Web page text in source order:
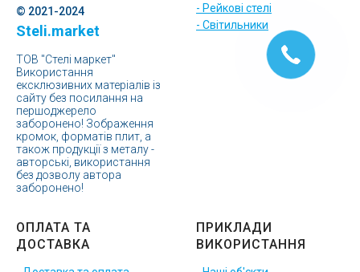
© 2021-2024
Steli.market
ТОВ "Стелі маркет"
Використання
ексклюзивних матеріалів із
сайту без посилання на
першоджерело
заборонено! Зображення
кромок, форматів плит, а
також продукції з металу -
авторські, використання
без дозволу автора
заборонено!
- Рейкові стелі
- Світильники
ОПЛАТА ТА
ДОСТАВКА
ПРИКЛАДИ
ВИКОРИСТАННЯ